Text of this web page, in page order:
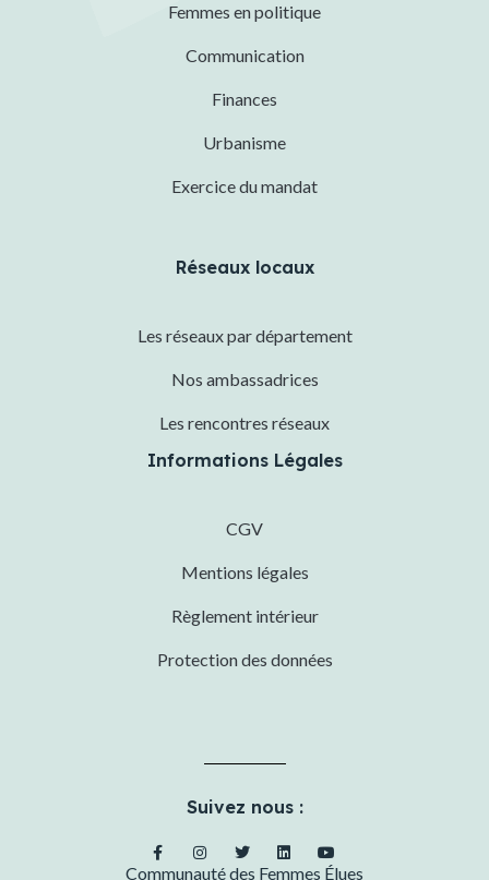
Femmes en politique
Communication
Finances
Urbanisme
Exercice du mandat
Réseaux locaux
Les réseaux par département
Nos ambassadrices
Les rencontres réseaux
Informations Légales
CGV
Mentions légales
Règlement intérieur
Protection des données
Suivez nous :
Communauté des Femmes Élues